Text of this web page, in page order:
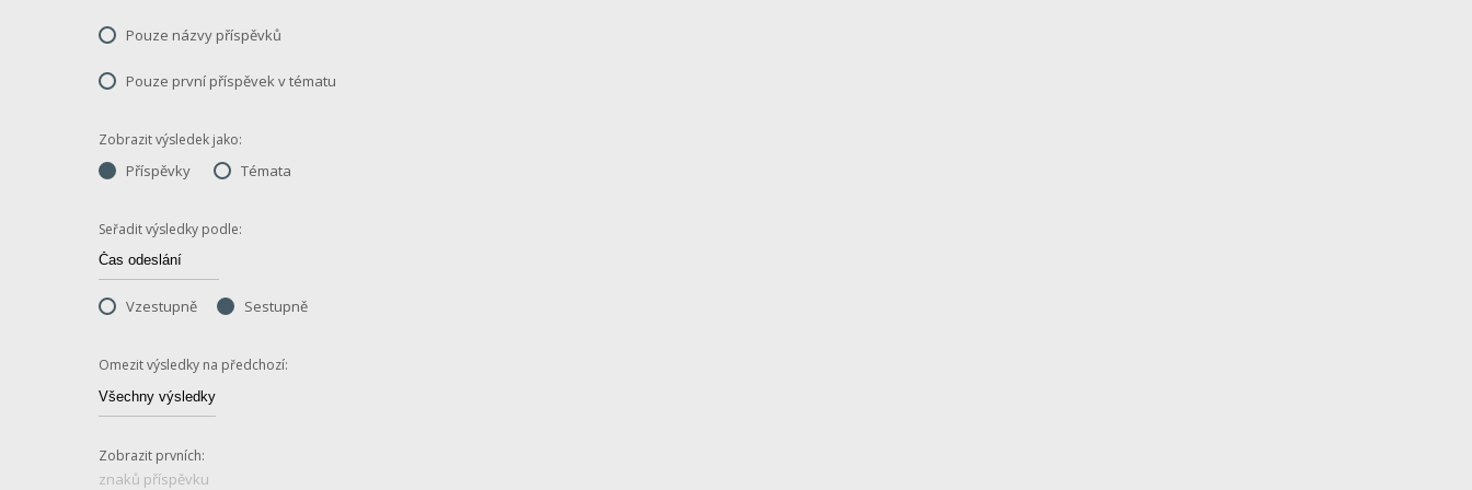
Pouze názvy příspěvků
Pouze první příspěvek v tématu
Zobrazit výsledek jako:
Příspěvky Témata
Seřadit výsledky podle:
Vzestupně Sestupně
Omezit výsledky na předchozí:
Zobrazit prvních:
znaků příspěvku